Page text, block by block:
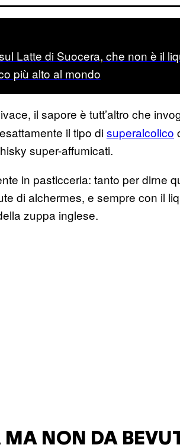
Latte di Suocera, che non è il
più alto al mondo
il sapore è tutt’altro che
il tipo disuperalcolico
super-affumicati.
in pasticceria: tanto per dirne
di alchermes, e sempre con il
zuppa inglese.
NON DA